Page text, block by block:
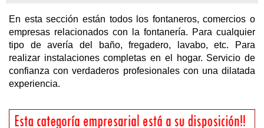
En esta sección están todos los fontaneros, comercios o
empresas relacionados con la fontanería. Para cualquier
tipo de avería del baño, fregadero, lavabo, etc. Para
realizar instalaciones completas en el hogar. Servicio de
confianza con verdaderos profesionales con una dilatada
experiencia.